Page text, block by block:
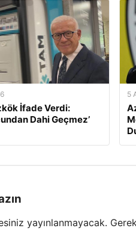
İfade Verdi:
Dahi Geçmez’
5
yayınlanmayacak.